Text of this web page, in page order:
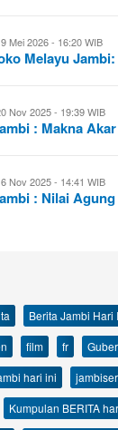
Mei 2026 - 16:20 WIB
Melayu
Nov 2025 - 19:39 WIB
: Makna
Nov 2025 - 14:41 WIB
: Nilai
Berita Jambi Hari
film fr
hari ini
Kumpulan BERITA